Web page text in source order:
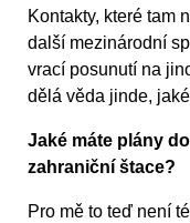
Kontakty, které tam
další mezinárodní
vrací posunutí na
dělá věda jinde,
Jaké máte plány
zahraniční štace?
Pro mě to teď není